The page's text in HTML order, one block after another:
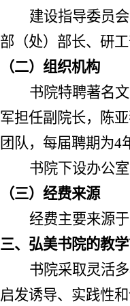
建设指导委员
部（处）部长、研
（二）组织机构
书院特聘著名
军担任副院长，陈
团队，每届聘期为4
书院下设办公
（三）经费来源
经费主要来源
三、弘美书院的教
书院采取灵活
启发诱导、实践性